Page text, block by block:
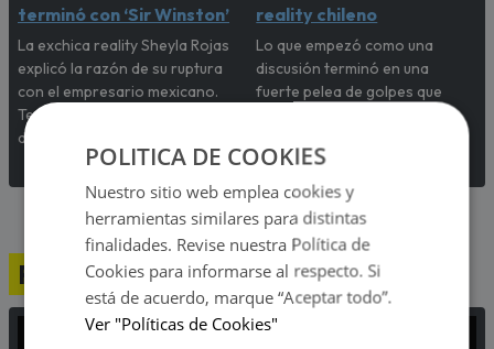
terminó con ‘Sir Winston’
La exchica reality Sheyla Rojas
explicó la razón de su ruptura
con el empresario mexicano.
Te contamos todos los
detalles.
reality chileno
Lo que empezó como una
discusión terminó en una
fuerte pelea de golpes que
Programación
POLITICA DE COOKIES
Nuestro sitio web emplea cookies y
herramientas similares para distintas
finalidades. Revise nuestra Política de
Cookies para informarse al respecto. Si
está de acuerdo, marque “Aceptar todo”.
Ver "Políticas de Cookies"